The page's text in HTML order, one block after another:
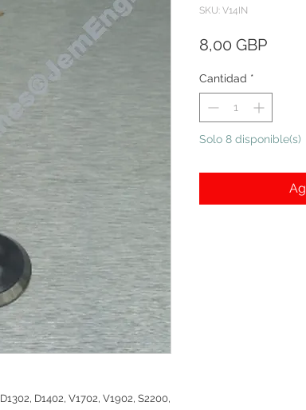
D1402, V1702, V1902, S2200,
SKU: V14IN
8,00 GBP
Cantidad *
Solo 8 disponible(s)